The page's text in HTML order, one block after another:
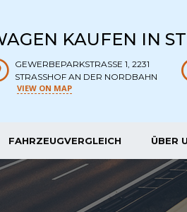
KAUFEN IN
GEWERBEPARKSTRASSE 1, 2231 S
TRASSHOF AN DER NORDBAHN
VIEW ON MAP
FAHRZEUGVERGLEICH ÜBER